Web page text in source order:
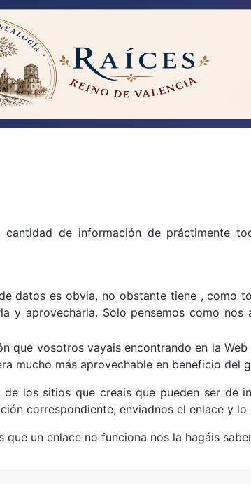
cantidad de información de práctimente
datos es obvia, no obstante tiene , como
y aprovecharla. Solo pensemos como
que vosotros vayais encontrando en la
mucho más aprovechable en beneficio del
los sitios que creais que pueden ser de
correspondiente, enviadnos el enlace y
un enlace no funciona nos la hagáis